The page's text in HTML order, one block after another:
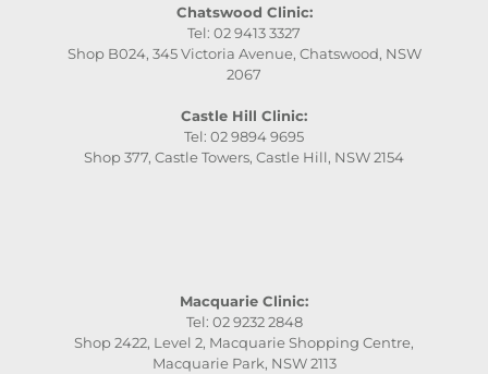
Chatswood Clinic:
Tel: 02 9413 3327
Shop B024, 345 Victoria Avenue, Chatswood, NSW
2067
Castle Hill Clinic:
Tel: 02 9894 9695
Shop 377, Castle Towers, Castle Hill, NSW 2154
Macquarie Clinic:
Tel: 02 9232 2848
Shop 2422, Level 2, Macquarie Shopping Centre,
Macquarie Park, NSW 2113